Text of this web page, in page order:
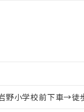
野小学校前下車→徒